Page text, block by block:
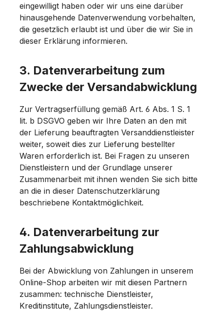
eingewilligt haben oder wir uns eine darüber
hinausgehende Datenverwendung vorbehalten,
die gesetzlich erlaubt ist und über die wir Sie in
dieser Erklärung informieren.
3. Datenverarbeitung zum
Zwecke der Versandabwicklung
Zur Vertragserfüllung gemäß Art. 6 Abs. 1 S. 1
lit. b DSGVO geben wir Ihre Daten an den mit
der Lieferung beauftragten Versanddienstleister
weiter, soweit dies zur Lieferung bestellter
Waren erforderlich ist. Bei Fragen zu unseren
Dienstleistern und der Grundlage unserer
Zusammenarbeit mit ihnen wenden Sie sich bitte
an die in dieser Datenschutzerklärung
beschriebene Kontaktmöglichkeit.
4. Datenverarbeitung zur
Zahlungsabwicklung
Bei der Abwicklung von Zahlungen in unserem
Online-Shop arbeiten wir mit diesen Partnern
zusammen: technische Dienstleister,
Kreditinstitute, Zahlungsdienstleister.